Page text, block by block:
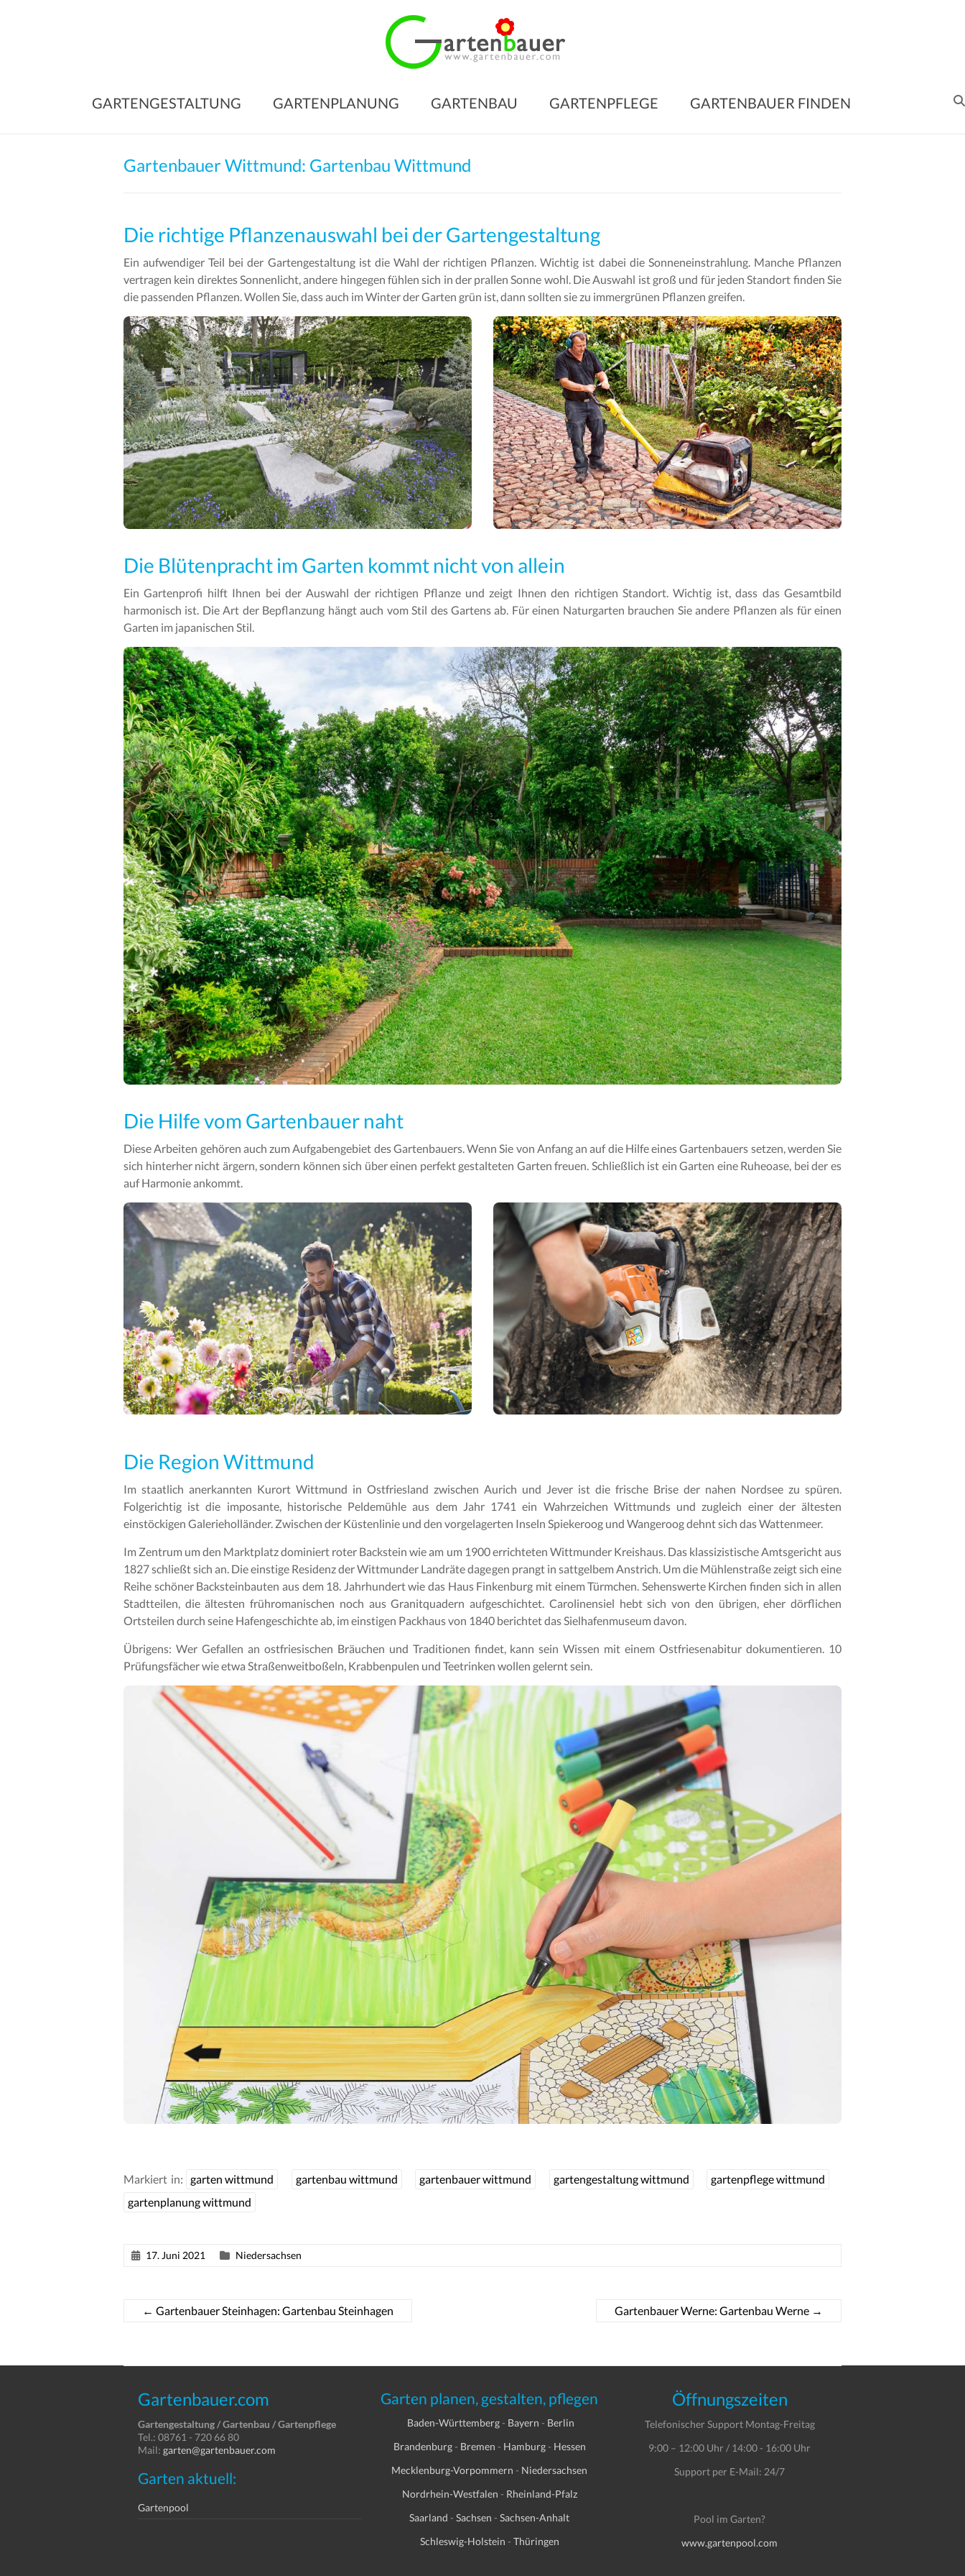
Garten
–
Gartenpflege
GARTENGESTALTUNG GARTENPLANUNG GARTENBAU GARTENPFLEGE GARTENBAUER FINDEN
Gartenbauer Wittmund: Gartenbau Wittmund
Die richtige Pflanzenauswahl bei der Gartengestaltung
Ein aufwendiger Teil bei der Gartengestaltung ist die Wahl der richtigen Pflanzen. Wichtig ist dabei die Sonneneinstrahlung. Manche Pflanzen
vertragen kein direktes Sonnenlicht, andere hingegen fühlen sich in der prallen Sonne wohl. Die Auswahl ist groß und für jeden Standort finden Sie
die passenden Pflanzen. Wollen Sie, dass auch im Winter der Garten grün ist, dann sollten sie zu immergrünen Pflanzen greifen.
Die Blütenpracht im Garten kommt nicht von allein
Ein Gartenprofi hilft Ihnen bei der Auswahl der richtigen Pflanze und zeigt Ihnen den richtigen Standort. Wichtig ist, dass das Gesamtbild
harmonisch ist. Die Art der Bepflanzung hängt auch vom Stil des Gartens ab. Für einen Naturgarten brauchen Sie andere Pflanzen als für einen
Garten im japanischen Stil.
Die Hilfe vom Gartenbauer naht
Diese Arbeiten gehören auch zum Aufgabengebiet des Gartenbauers. Wenn Sie von Anfang an auf die Hilfe eines Gartenbauers setzen, werden Sie
sich hinterher nicht ärgern, sondern können sich über einen perfekt gestalteten Garten freuen. Schließlich ist ein Garten eine Ruheoase, bei der es
auf Harmonie ankommt.
Die Region Wittmund
Im staatlich anerkannten Kurort Wittmund in Ostfriesland zwischen Aurich und Jever ist die frische Brise der nahen Nordsee zu spüren.
Folgerichtig ist die imposante, historische Peldemühle aus dem Jahr 1741 ein Wahrzeichen Wittmunds und zugleich einer der ältesten
einstöckigen Galerieholländer. Zwischen der Küstenlinie und den vorgelagerten Inseln Spiekeroog und Wangeroog dehnt sich das Wattenmeer.
Im Zentrum um den Marktplatz dominiert roter Backstein wie am um 1900 errichteten Wittmunder Kreishaus. Das klassizistische Amtsgericht aus
1827 schließt sich an. Die einstige Residenz der Wittmunder Landräte dagegen prangt in sattgelbem Anstrich. Um die Mühlenstraße zeigt sich eine
Reihe schöner Backsteinbauten aus dem 18. Jahrhundert wie das Haus Finkenburg mit einem Türmchen. Sehenswerte Kirchen finden sich in allen
Stadtteilen, die ältesten frühromanischen noch aus Granitquadern aufgeschichtet. Carolinensiel hebt sich von den übrigen, eher dörflichen
Ortsteilen durch seine Hafengeschichte ab, im einstigen Packhaus von 1840 berichtet das Sielhafenmuseum davon.
Übrigens: Wer Gefallen an ostfriesischen Bräuchen und Traditionen findet, kann sein Wissen mit einem Ostfriesenabitur dokumentieren. 10
Prüfungsfächer wie etwa Straßenweitboßeln, Krabbenpulen und Teetrinken wollen gelernt sein.
Markiert in: garten wittmund gartenbau wittmund gartenbauer wittmund gartengestaltung wittmund
gartenpflege wittmund
gartenplanung wittmund
17. Juni 2021 Niedersachsen
← Gartenbauer Steinhagen: Gartenbau Steinhagen Gartenbauer Werne: Gartenbau Werne →
Gartenbauer.com
Gartengestaltung / Gartenbau / Gartenpflege
Tel.: 08761 - 720 66 80
Mail: garten@gartenbauer.com
Garten aktuell:
Gartenpool
Garten planen, gestalten, pflegen
Baden-Württemberg- Bayern - Berlin
Brandenburg- Bremen - Hamburg- Hessen
Mecklenburg-Vorpommern - Niedersachsen
Nordrhein-Westfalen - Rheinland-Pfalz
Saarland -Sachsen -Sachsen-Anhalt
Schleswig-Holstein - Thüringen
Öffnungszeiten
Telefonischer Support Montag-Freitag
9:00 – 12:00 Uhr / 14:00 - 16:00 Uhr
Support per E-Mail: 24/7
Pool im Garten?
www.gartenpool.com